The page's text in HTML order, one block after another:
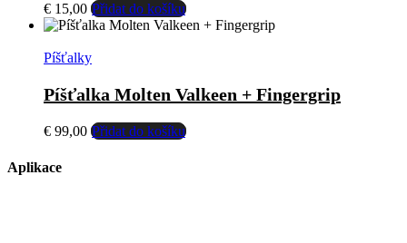
€ 15,00 Přidat do košíku
Píšťalky
Píšťalka Molten Valkeen + Fingergrip
€ 99,00 Přidat do košíku
Aplikace